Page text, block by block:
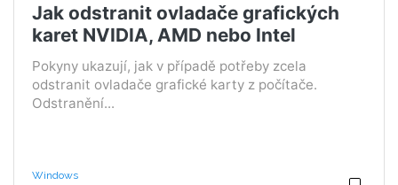
Jak odstranit ovladače grafických
karet NVIDIA, AMD nebo Intel
Pokyny ukazují, jak v případě potřeby zcela
odstranit ovladače grafické karty z počítače.
Odstranění...
Windows